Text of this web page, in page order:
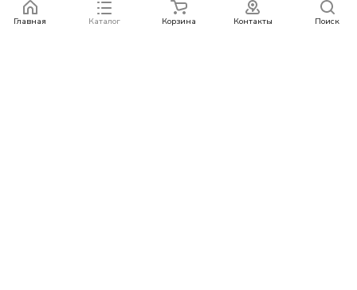
Главная Каталог Корзина Контакты Поиск